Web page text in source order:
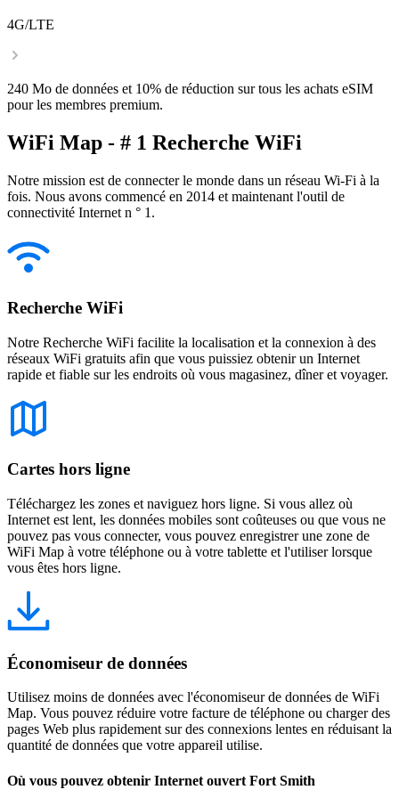
4G/LTE
240 Mo de données et 10% de réduction sur tous les achats eSIM
pour les membres premium.
WiFi Map - # 1 Recherche WiFi
Notre mission est de connecter le monde dans un réseau Wi-Fi à la
fois. Nous avons commencé en 2014 et maintenant l'outil de
connectivité Internet n ° 1.
Recherche WiFi
Notre Recherche WiFi facilite la localisation et la connexion à des
réseaux WiFi gratuits afin que vous puissiez obtenir un Internet
rapide et fiable sur les endroits où vous magasinez, dîner et voyager.
Cartes hors ligne
Téléchargez les zones et naviguez hors ligne. Si vous allez où
Internet est lent, les données mobiles sont coûteuses ou que vous ne
pouvez pas vous connecter, vous pouvez enregistrer une zone de
WiFi Map à votre téléphone ou à votre tablette et l'utiliser lorsque
vous êtes hors ligne.
Économiseur de données
Utilisez moins de données avec l'économiseur de données de WiFi
Map. Vous pouvez réduire votre facture de téléphone ou charger des
pages Web plus rapidement sur des connexions lentes en réduisant la
quantité de données que votre appareil utilise.
Où vous pouvez obtenir Internet ouvert Fort Smith